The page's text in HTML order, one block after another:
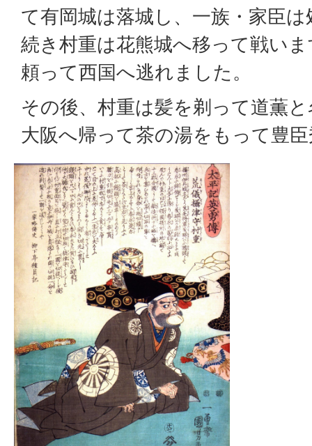
て有岡城は落城し、一族・家臣
続き村重は花熊城へ移って戦い
頼って西国へ逃れました。
その後、村重は髪を剃って道薫
大阪へ帰って茶の湯をもって豊